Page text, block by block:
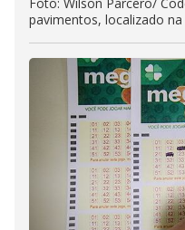
pavimentos, localizado